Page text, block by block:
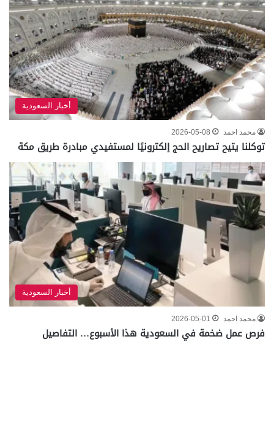
أخبار السعودية
محمد احمد 2026-05-08
توكلنا يتيح تصاريح الحج إلكترونيًا لمستفيدي مبادرة طريق مكة
أخبار السعودية
محمد احمد 2026-05-01
فرص عمل ضخمة في السعودية هذا الأسبوع… التفاصيل